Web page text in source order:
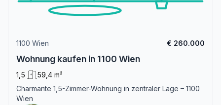
1100 Wien € 260.000
Wohnung kaufen in 1100 Wien
1,5
59,4 m²
Charmante 1,5-Zimmer-Wohnung in zentraler Lage – 1100
Wien